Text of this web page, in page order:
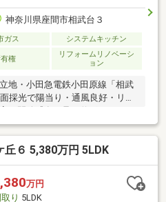
神奈川県座間市相武台３
ガス システムキッチン
権
リフォームリノベーシ
ョン
地・小田急電鉄小田原線「相武
採光で陽当り・通風良好・リビ
る対面式キッチン、背面にカウ
を設置・室内随所に収納を確保
交換】キッチン、UB、洗面化
ング(LDK・全洋室・廊下・玄
他■ ご希望の住まい探しをお手
詳細・ご相談はお気軽にお問
６ 5,380万円 5LDK
万円
り 5LDK